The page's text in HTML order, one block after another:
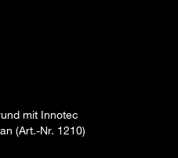
mit Innotec
(Art.-Nr. 1210)